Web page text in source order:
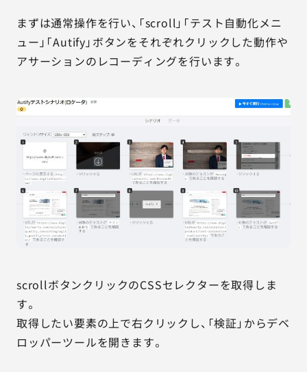
まずは通常操作を行い、「scroll」「テスト自動化メニ
ュー」「Autify」ボタンをそれぞれクリックした動作や
アサーションのレコーディングを行います。
scrollボタンクリックのCSSセレクターを取得しま
す。
取得したい要素の上で右クリックし、「検証」からデベ
ロッパーツールを開きます。